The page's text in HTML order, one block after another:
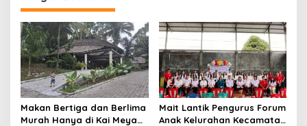
s
i
p
o
s
Makan Bertiga dan Berlima
Murah Hanya di Kai Meya
Mait Lantik Pengurus Forum
Anak Kelurahan Kecamatan